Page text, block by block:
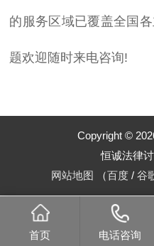
的服务区域已覆盖全国
题欢迎随时来电咨询!
Copyright ©
恒诚法律
网站地图 （百度/ 谷
首页 电话咨询